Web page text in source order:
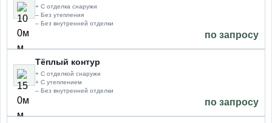
+ С отделка снаружи
– Без утепления
– Без внутренней отделки
по запросу
Тёплый контур
+ С отделкой снаружи
+ С утеплением
– Без внутренней отделки
по запросу